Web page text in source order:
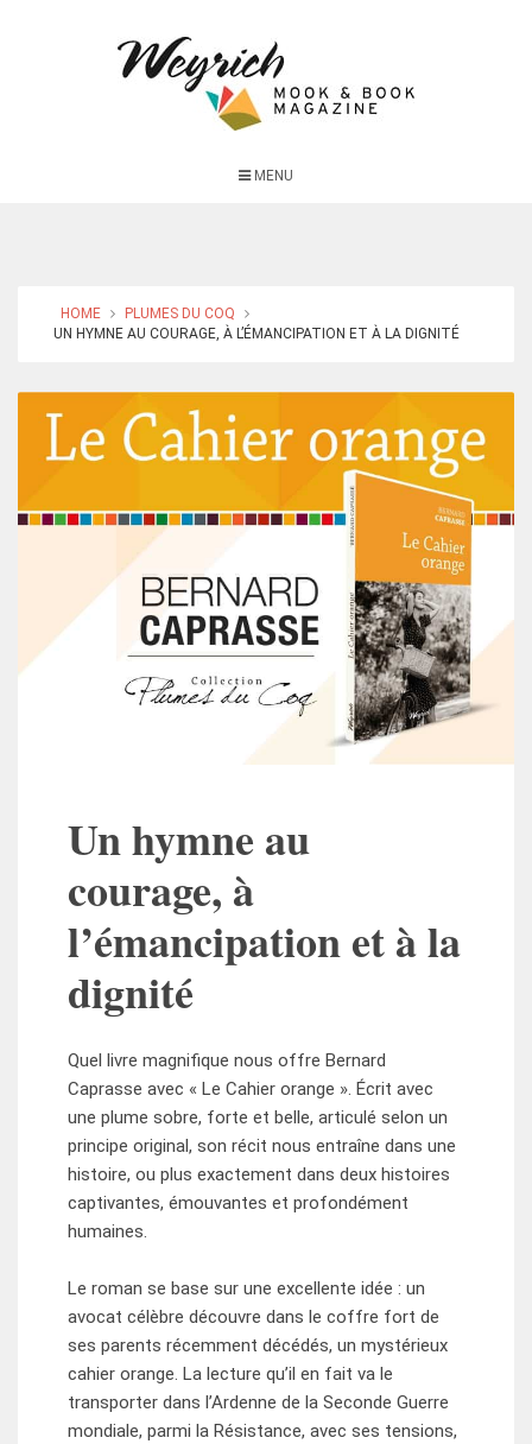
MENU
HOME
PLUMES DU COQ
UN HYMNE AU COURAGE, À L’ÉMANCIPATION ET À LA DIGNITÉ
Un hymne au
courage, à
l’émancipation et à la
dignité
Quel livre magnifique nous offre Bernard
Caprasse avec « Le Cahier orange ». Écrit avec
une plume sobre, forte et belle, articulé selon un
principe original, son récit nous entraîne dans une
histoire, ou plus exactement dans deux histoires
captivantes, émouvantes et profondément
humaines.
Le roman se base sur une excellente idée : un
avocat célèbre découvre dans le coffre fort de
ses parents récemment décédés, un mystérieux
cahier orange. La lecture qu’il en fait va le
transporter dans l’Ardenne de la Seconde Guerre
mondiale, parmi la Résistance, avec ses tensions,